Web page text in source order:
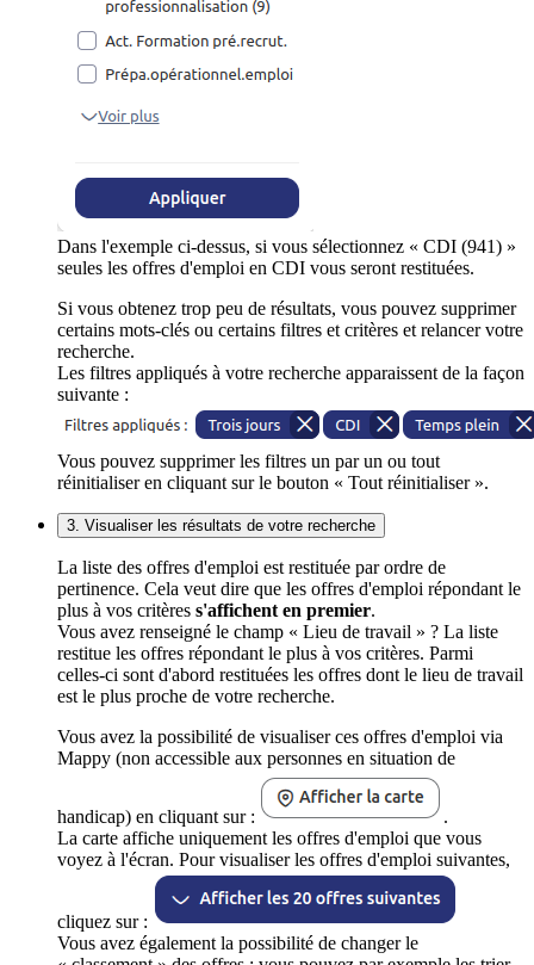
Dans l'exemple ci-dessus, si vous sélectionnez « CDI (941) »
seules les offres d'emploi en CDI vous seront restituées.
Si vous obtenez trop peu de résultats, vous pouvez supprimer
certains mots-clés ou certains filtres et critères et relancer votre
recherche.
Les filtres appliqués à votre recherche apparaissent de la façon
suivante :
Vous pouvez supprimer les filtres un par un ou tout
réinitialiser en cliquant sur le bouton « Tout réinitialiser ».
3. Visualiser les résultats de votre recherche
La liste des offres d'emploi est restituée par ordre de
pertinence. Cela veut dire que les offres d'emploi répondant le
plus à vos critères s'affichent en premier.
Vous avez renseigné le champ « Lieu de travail » ? La liste
restitue les offres répondant le plus à vos critères. Parmi
celles-ci sont d'abord restituées les offres dont le lieu de travail
est le plus proche de votre recherche.
Vous avez la possibilité de visualiser ces offres d'emploi via
Mappy (non accessible aux personnes en situation de
handicap) en cliquant sur :
.
La carte affiche uniquement les offres d'emploi que vous
voyez à l'écran. Pour visualiser les offres d'emploi suivantes,
cliquez sur :
Vous avez également la possibilité de changer le